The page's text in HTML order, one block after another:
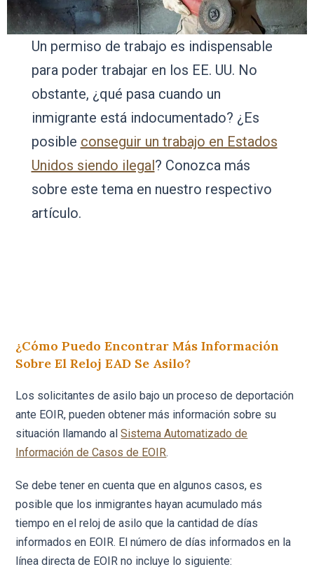
Un permiso de trabajo es indispensable
para poder trabajar en los EE. UU. No
obstante, ¿qué pasa cuando un
inmigrante está indocumentado? ¿Es
posible conseguir un trabajo en Estados
Unidos siendo ilegal? Conozca más
sobre este tema en nuestro respectivo
artículo.
¿Cómo Puedo Encontrar Más Información
Sobre El Reloj EAD Se Asilo?
Los solicitantes de asilo bajo un proceso de deportación
ante EOIR, pueden obtener más información sobre su
situación llamando alSistema Automatizado de
Información de Casos de EOIR.
Se debe tener en cuenta que en algunos casos, es
posible que los inmigrantes hayan acumulado más
tiempo en el reloj de asilo que la cantidad de días
informados en EOIR. El número de días informados en la
línea directa de EOIR no incluye lo siguiente: